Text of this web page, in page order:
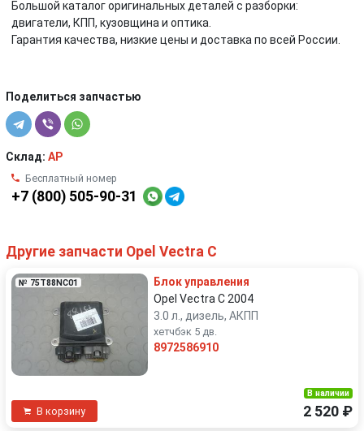
Большой каталог оригинальных деталей с разборки:
двигатели, КПП, кузовщина и оптика.
Гарантия качества, низкие цены и доставка по всей России.
Поделиться запчастью
Склад: AP
Бесплатный номер
+7 (800) 505-90-31
Другие запчасти Opel Vectra C
№ 75T88NC01
Блок управления
Opel Vectra C 2004
3.0 л., дизель, АКПП
хетчбэк 5 дв.
8972586910
В корзину
В наличии
2 520 ₽